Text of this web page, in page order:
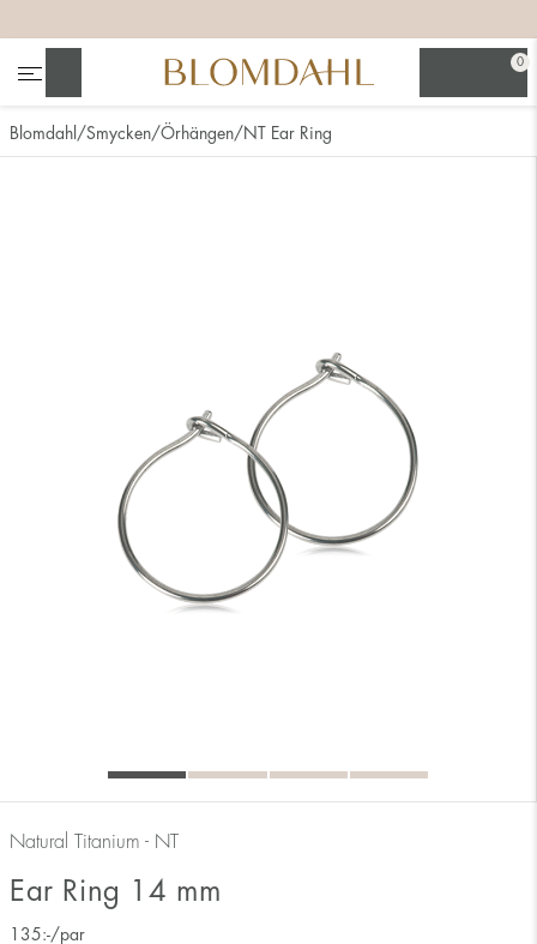
0
Blomdahl Smycken Örhängen NT Ear Ring
Natural Titanium - NT
Ear Ring 14 mm
135:-/par